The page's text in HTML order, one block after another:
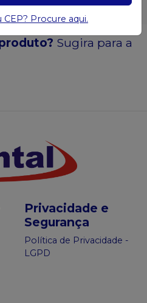
Sugira para a
Privacidade e
Segurança
Política de Privacidade -
LGPD
CEP? Procure aqui.